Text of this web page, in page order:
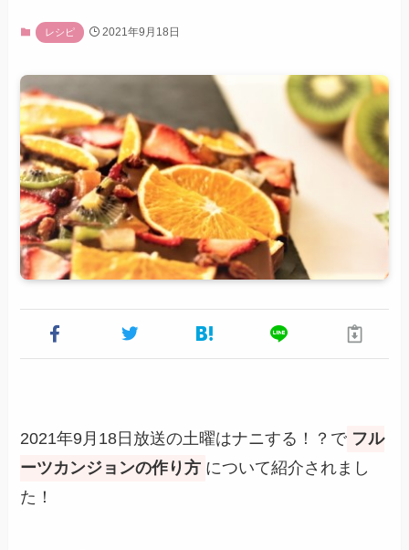
レシピ 2021年9月18日
2021年9月18日放送の土曜はナニする！？で フル
ーツカンジョンの作り方 について紹介されまし
た！